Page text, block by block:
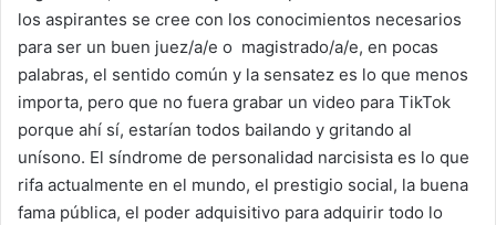
los aspirantes se cree con los conocimientos necesarios
para ser un buen juez/a/e o magistrado/a/e, en pocas
palabras, el sentido común y la sensatez es lo que menos
importa, pero que no fuera grabar un video para TikTok
porque ahí sí, estarían todos bailando y gritando al
unísono. El síndrome de personalidad narcisista es lo que
rifa actualmente en el mundo, el prestigio social, la buena
fama pública, el poder adquisitivo para adquirir todo lo